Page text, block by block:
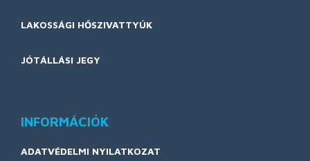
LAKOSSÁGI HŐSZIVATTYÚK
JÓTÁLLÁSI JEGY
INFORMÁCIÓK
ADATVÉDELMI NYILATKOZAT